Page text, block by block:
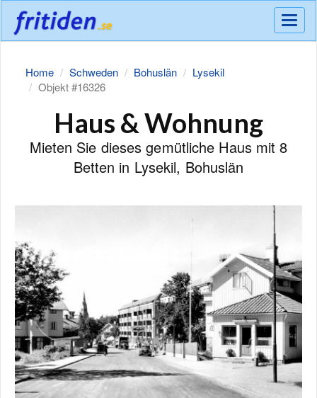
Meny
Home Schweden Bohuslän
Lysekil
Objekt #16326
Haus & Wohnung
Mieten Sie dieses gemütliche Haus mit 8
Betten in Lysekil, Bohuslän